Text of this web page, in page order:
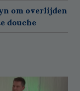
om overlijden
douche